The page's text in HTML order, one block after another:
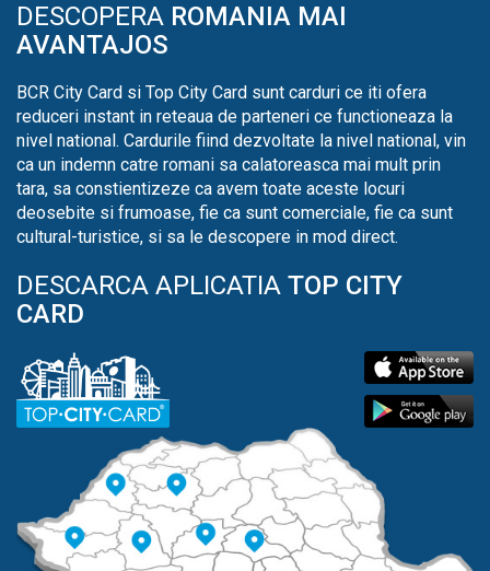
DESCOPERA ROMANIA MAI
AVANTAJOS
BCR City Card si Top City Card sunt carduri ce iti ofera
reduceri instant in reteaua de parteneri ce functioneaza la
nivel national. Cardurile fiind dezvoltate la nivel national, vin
ca un indemn catre romani sa calatoreasca mai mult prin
tara, sa constientizeze ca avem toate aceste locuri
deosebite si frumoase, fie ca sunt comerciale, fie ca sunt
cultural-turistice, si sa le descopere in mod direct.
DESCARCA APLICATIA TOP CITY
CARD